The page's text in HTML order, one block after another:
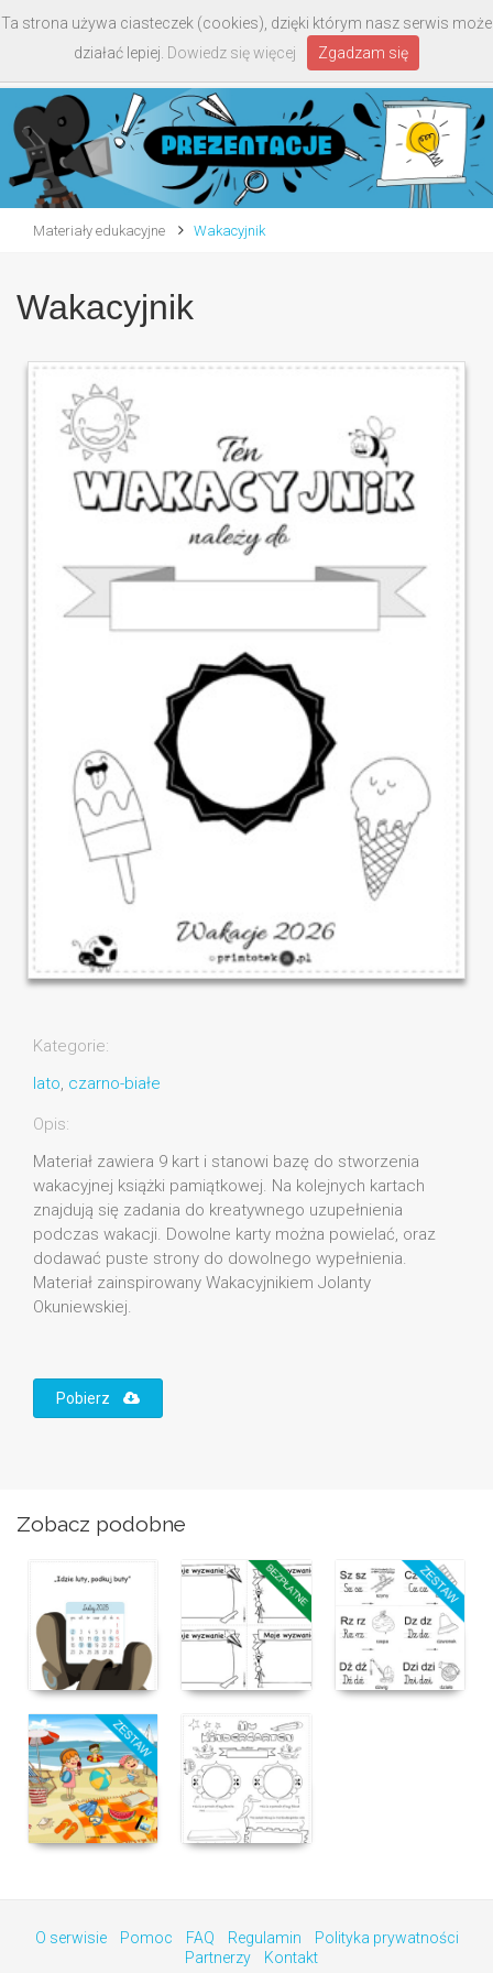
Materiały edukacyjne Wakacyjnik
Wakacyjnik
Kategorie:
lato, czarno-białe
Opis:
Materiał zawiera 9 kart i stanowi bazę do stworzenia
wakacyjnej książki pamiątkowej. Na kolejnych kartach
znajdują się zadania do kreatywnego uzupełnienia
podczas wakacji. Dowolne karty można powielać, oraz
dodawać puste strony do dowolnego wypełnienia.
Materiał zainspirowany Wakacyjnikiem Jolanty
Okuniewskiej.
Pobierz
Zobacz podobne
O serwisie Pomoc FAQ Regulamin
Polityka prywatności
Partnerzy
Kontakt
Ta strona używa ciasteczek (cookies), dzięki którym nasz serwis może
działać lepiej. Dowiedz się więcej Zgadzam się